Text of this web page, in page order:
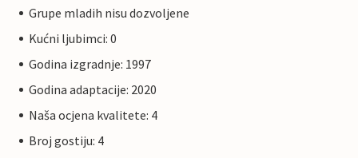
Grupe mladih nisu dozvoljene
Kućni ljubimci: 0
Godina izgradnje: 1997
Godina adaptacije: 2020
Naša ocjena kvalitete: 4
Broj gostiju: 4